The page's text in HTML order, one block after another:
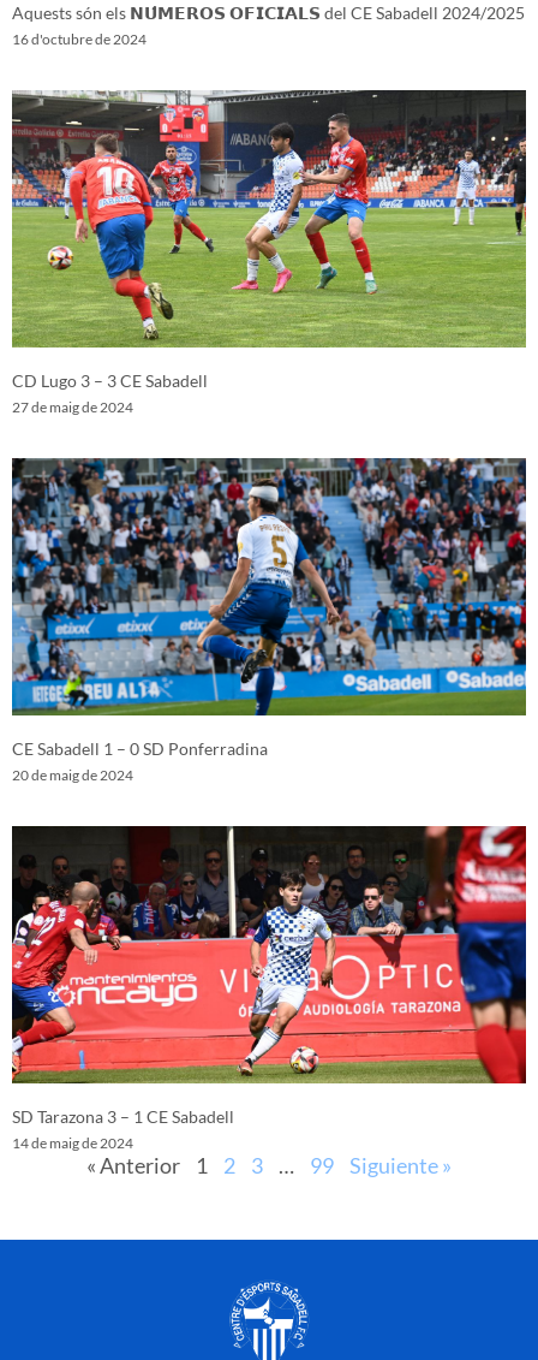
Aquests són els 𝗡𝗨́𝗠𝗘𝗥𝗢𝗦 𝗢𝗙𝗜𝗖𝗜𝗔𝗟𝗦 del CE Sabadell 2024/2025
16 d'octubre de 2024
CD Lugo 3 – 3 CE Sabadell
27 de maig de 2024
CE Sabadell 1 – 0 SD Ponferradina
20 de maig de 2024
SD Tarazona 3 – 1 CE Sabadell
14 de maig de 2024
« Anterior 1 2 3 … 99 Siguiente »